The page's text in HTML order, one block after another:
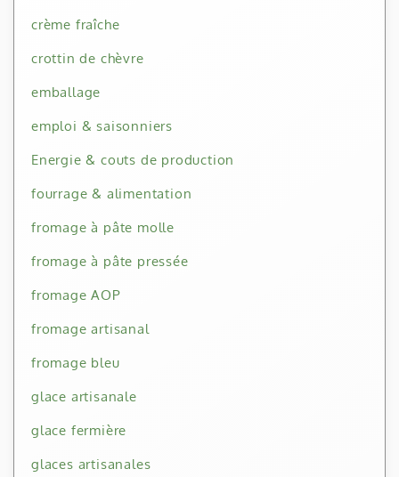
crème fraîche
crottin de chèvre
emballage
emploi & saisonniers
Energie & couts de production
fourrage & alimentation
fromage à pâte molle
fromage à pâte pressée
fromage AOP
fromage artisanal
fromage bleu
glace artisanale
glace fermière
glaces artisanales